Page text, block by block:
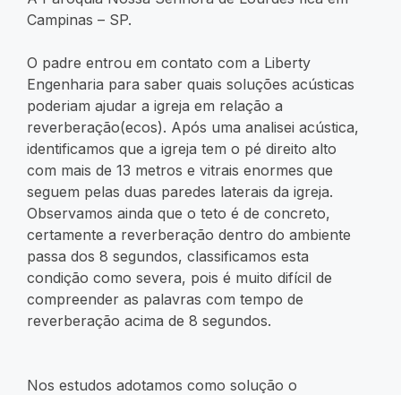
Campinas – SP.
O padre entrou em contato com a Liberty
Engenharia para saber quais soluções acústicas
poderiam ajudar a igreja em relação a
reverberação(ecos). Após uma analisei acústica,
identificamos que a igreja tem o pé direito alto
com mais de 13 metros e vitrais enormes que
seguem pelas duas paredes laterais da igreja.
Observamos ainda que o teto é de concreto,
certamente a reverberação dentro do ambiente
passa dos 8 segundos, classificamos esta
condição como severa, pois é muito difícil de
compreender as palavras com tempo de
reverberação acima de 8 segundos.
Nos estudos adotamos como solução o